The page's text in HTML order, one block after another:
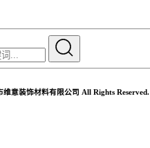
意装饰材料有限公司 All Rights Reserved.